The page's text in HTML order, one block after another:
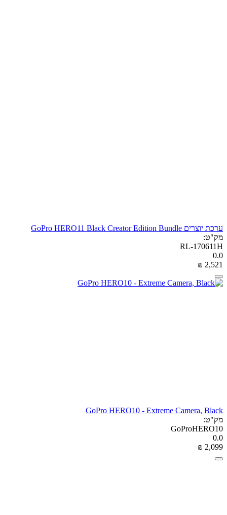
ערכת יוצרים GoPro HERO11 Black Creator Edition Bundle
מק"ט:
RL-170611H
0.0
₪ 2,521
GoPro HERO10 - Extreme Camera, Black
מק"ט:
GoProHERO10
0.0
₪ 2,099